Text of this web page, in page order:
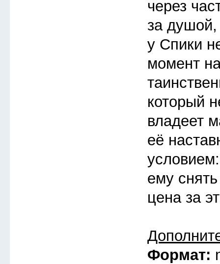
через
за душой,
у Спики
момент
который
владеет
её
ему
цена за
Формат: